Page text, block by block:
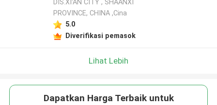
DIS.XI'AN CITY , SHAANXI
PROVINCE, CHINA ,Cina
5.0
Diverifikasi pemasok
Lihat Lebih
Dapatkan Harga Terbaik untuk